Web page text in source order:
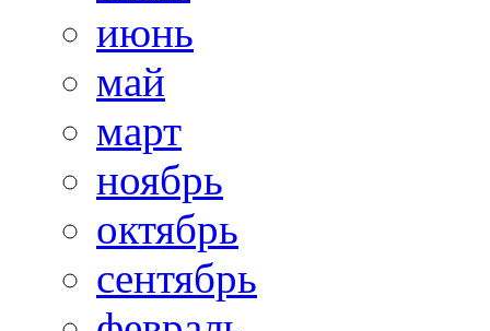
июнь
май
март
ноябрь
октябрь
сентябрь